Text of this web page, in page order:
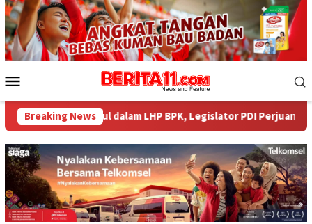
Loncat
ke
konten
Mobile
Breaking News
tak Muncul dalam LHP BPK, Legislator PDI Perjuangan